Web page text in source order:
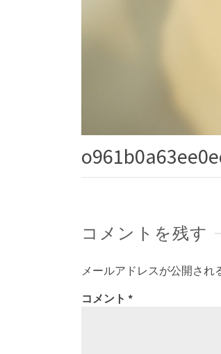
コメントを残す
メールアドレスが公開され
コメント *